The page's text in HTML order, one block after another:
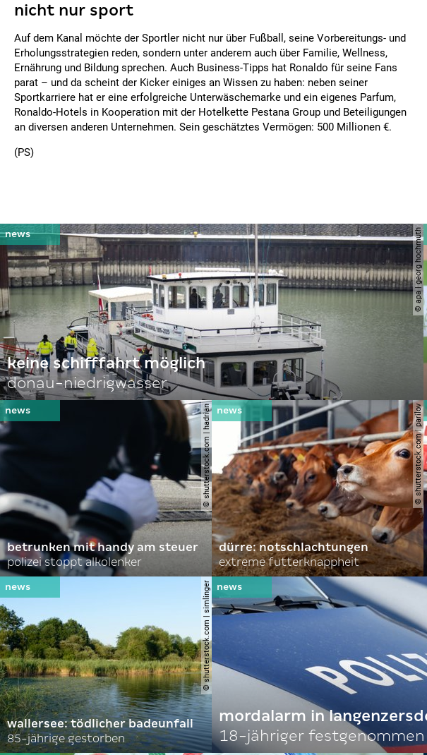
nicht nur sport
Auf dem Kanal möchte der Sportler nicht nur über Fußball, seine Vorbereitungs- und
Erholungsstrategien reden, sondern unter anderem auch über Familie, Wellness,
Ernährung und Bildung sprechen. Auch Business-Tipps hat Ronaldo für seine Fans
parat – und da scheint der Kicker einiges an Wissen zu haben: neben seiner
Sportkarriere hat er eine erfolgreiche Unterwäschemarke und ein eigenes Parfum,
Ronaldo-Hotels in Kooperation mit der Hotelkette Pestana Group und Beteiligungen
an diversen anderen Unternehmen. Sein geschätztes Vermögen: 500 Millionen €.
(PS)
© apa | georg hochmuth
keine schifffahrt möglich
donau-niedrigwasser
© shutterstock.com | hadrian
betrunken mit handy am steuer
polizei stoppt alkolenker
© shutterstock.com | parilov
dürre: notschlachtungen
extreme futterknappheit
© shutterstock.com | simlinger
wallersee: tödlicher badeunfall
85-jährige gestorben
mordalarm in
18-jähriger festgenommen